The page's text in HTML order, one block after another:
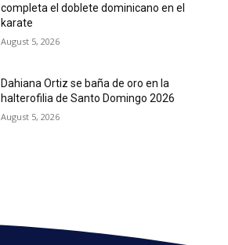
completa el doblete dominicano en el
karate
August 5, 2026
Dahiana Ortiz se baña de oro en la
halterofilia de Santo Domingo 2026
August 5, 2026